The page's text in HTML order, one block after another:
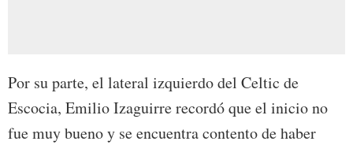
Por su parte, el lateral izquierdo del Celtic de
Escocia, Emilio Izaguirre recordó que el inicio no
fue muy bueno y se encuentra contento de haber